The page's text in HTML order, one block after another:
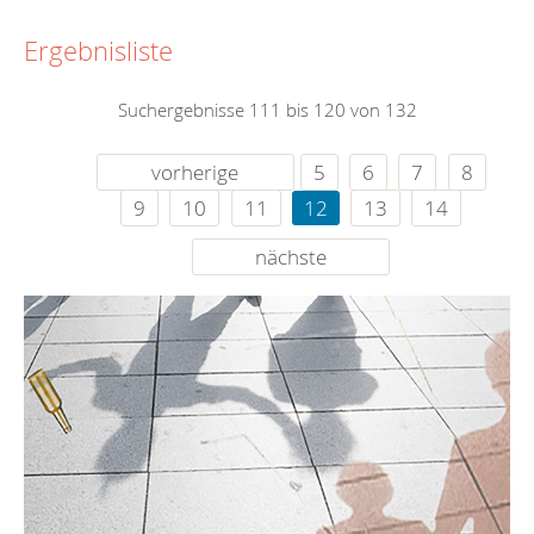
Ergebnisliste
Suchergebnisse 111 bis 120 von 132
vorherige 5 6 7
8
9
10 11 12 13
14
nächste